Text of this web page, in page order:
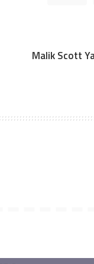
Malik Scott